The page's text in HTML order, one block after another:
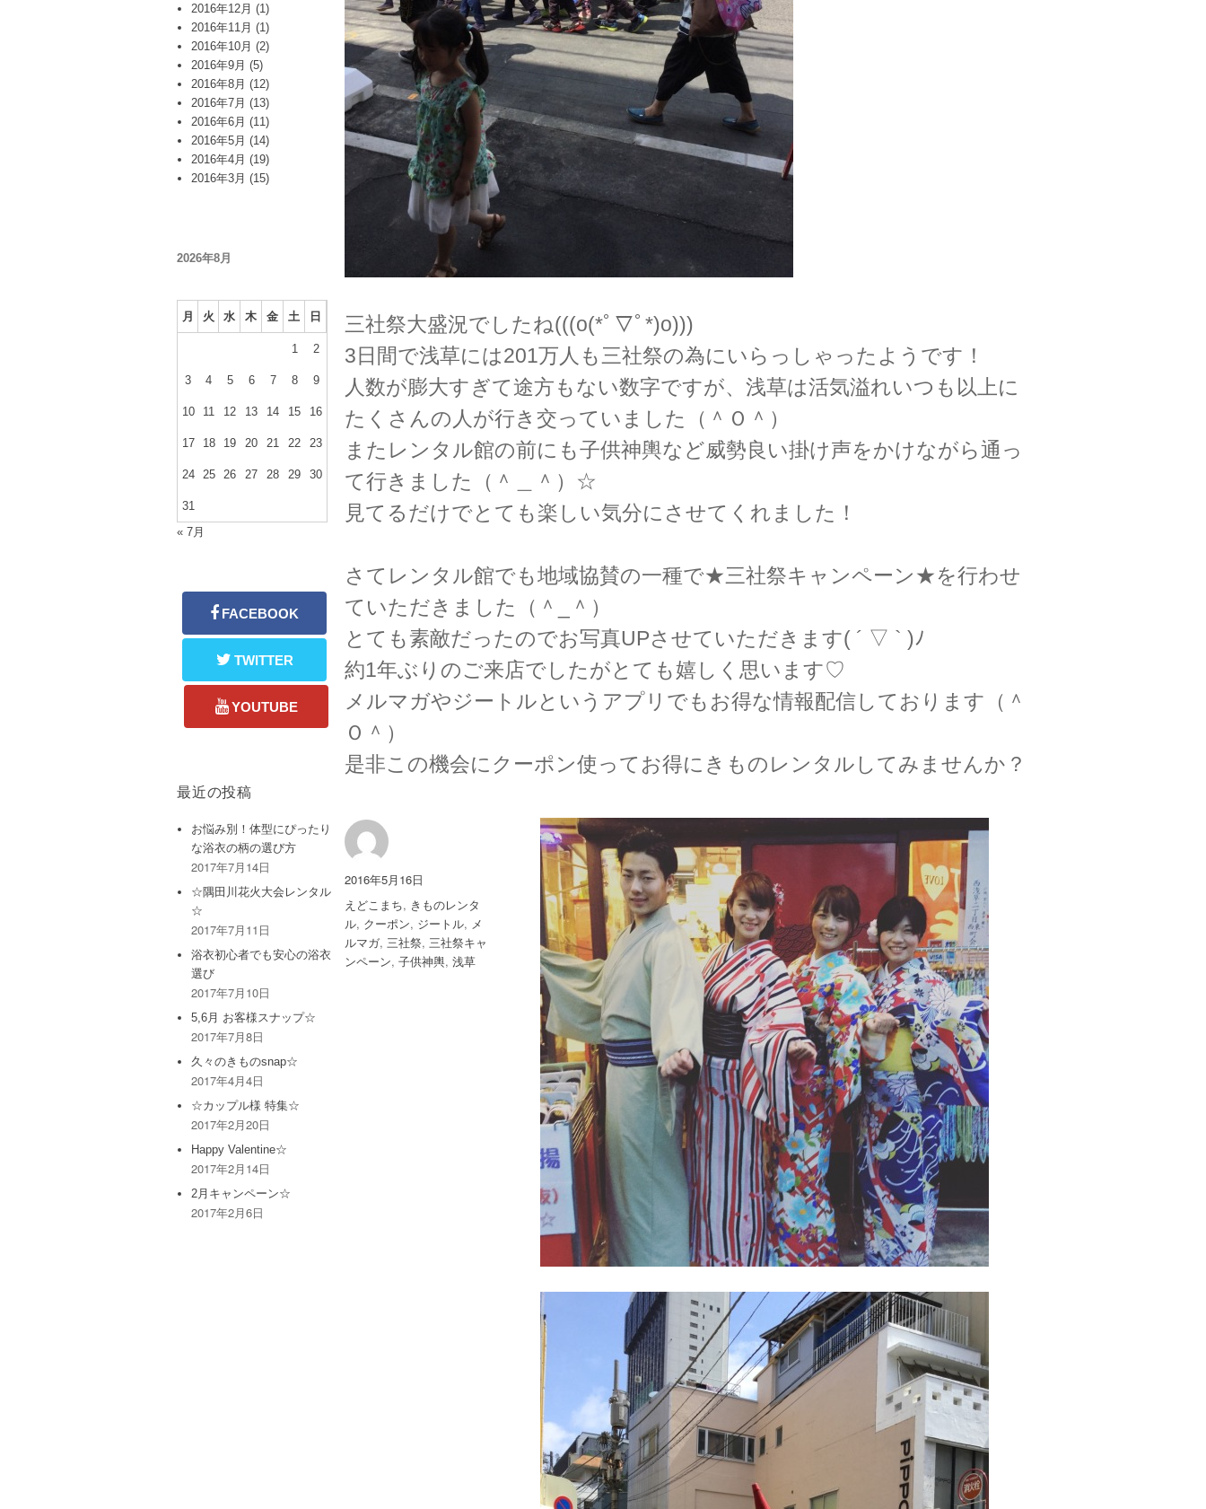
三社祭大盛況でしたね(((o(*ﾟ▽ﾟ*)o)))
3日間で浅草には201万人も三社祭の為にいらっしゃったようです！
人数が膨大すぎて途方もない数字ですが、浅草は活気溢れいつも以上に
たくさんの人が行き交っていました（＾Ｏ＾）
またレンタル館の前にも子供神輿など威勢良い掛け声をかけながら通っ
て行きました（＾＿＾）☆
見てるだけでとても楽しい気分にさせてくれました！
さてレンタル館でも地域協賛の一種で★三社祭キャンペーン★を行わせ
ていただきました（＾_＾）
とても素敵だったのでお写真UPさせていただきます( ´ ▽ ` )ﾉ
約1年ぶりのご来店でしたがとても嬉しく思います♡
メルマガやジートルというアプリでもお得な情報配信しております（＾
Ｏ＾）
是非この機会にクーポン使ってお得にきものレンタルしてみませんか？
投
稿
者
投
稿
日:
2016年5月16日
カ
テ
ゴ
リ
えどこまち, きものレンタ
ル, クーポン, ジートル, メ
ルマガ, 三社祭, 三社祭キャ
ンペーン, 子供神輿, 浅草
2016年12月 (1)
2016年11月 (1)
2016年10月 (2)
2016年9月 (5)
2016年8月 (12)
2016年7月 (13)
2016年6月 (11)
2016年5月 (14)
2016年4月 (19)
2016年3月 (15)
2026年8月
月 火 水 木 金 土 日
1 2
3 4 5 6 7 8 9
10 11 12 13 14 15 16
17 18 19 20 21 22 23
24 25 26 27 28 29 30
31
« 7月
最近の投稿
お悩み別！体型にぴったり
な浴衣の柄の選び方
2017年7月14日
☆隅田川花火大会レンタル
☆
2017年7月11日
浴衣初心者でも安心の浴衣
選び
2017年7月10日
5,6月 お客様スナップ☆
2017年7月8日
久々のきものsnap☆
2017年4月4日
☆カップル様 特集☆
2017年2月20日
Happy Valentine☆
2017年2月14日
2月キャンペーン☆
2017年2月6日